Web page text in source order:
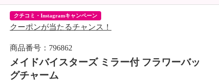
クチコミ・Instagramキャンペーン
クーポンが当たるチャンス！
商品番号：796862
メイドバイスターズ ミラー付 フラワーバッ
グチャーム